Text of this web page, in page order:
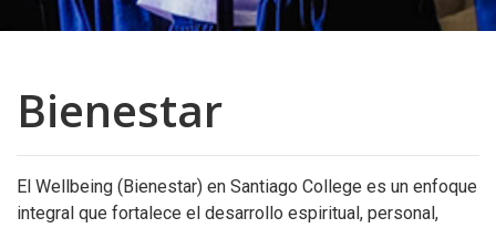
Bienestar
El Wellbeing (Bienestar) en Santiago College es un enfoque
integral que fortalece el desarrollo espiritual, personal,